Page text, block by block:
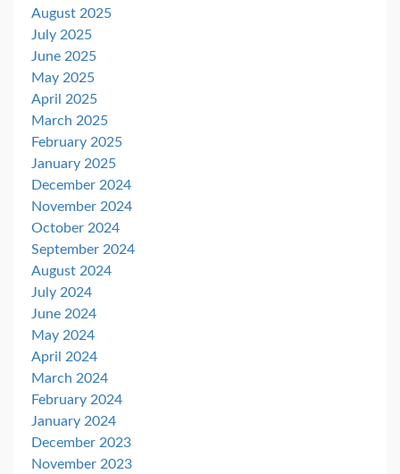
August 2025
July 2025
June 2025
May 2025
April 2025
March 2025
February 2025
January 2025
December 2024
November 2024
October 2024
September 2024
August 2024
July 2024
June 2024
May 2024
April 2024
March 2024
February 2024
January 2024
December 2023
November 2023